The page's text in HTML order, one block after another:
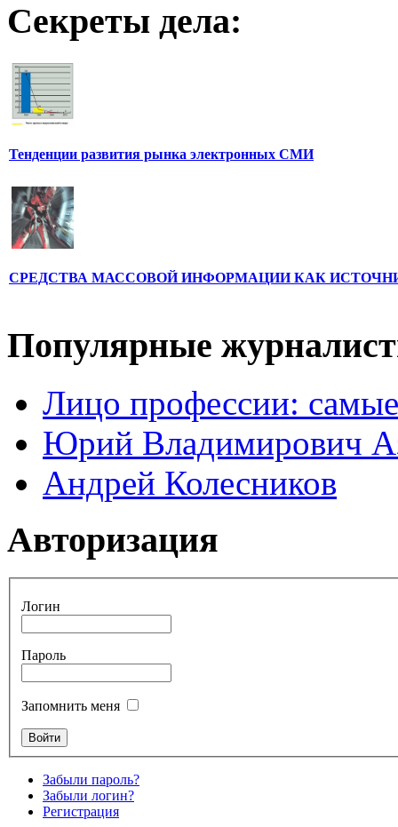
Секреты дела:
Тенденции развития рынка электронных СМИ
СРЕДСТВА МАССОВОЙ ИНФОРМАЦИИ КАК
Популярные
Лицо профессии:
Юрий Владимирович
Андрей Колесников
Авторизация
Логин
Пароль
Запомнить меня
Забыли пароль?
Забыли логин?
Регистрация